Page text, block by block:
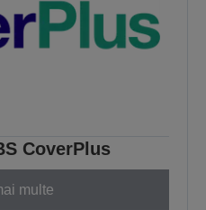
CoverPlus
multe